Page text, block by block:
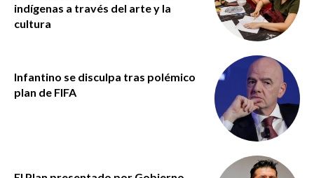
indígenas a través del arte y la
cultura
Infantino se disculpa tras polémico
plan de FIFA